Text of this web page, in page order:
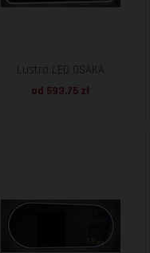
Lustro LED OSAKA
od 593.75 zł